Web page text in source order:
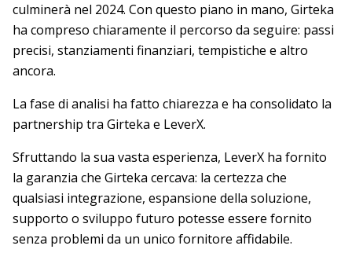
culminerà nel 2024. Con questo piano in mano, Girteka
ha compreso chiaramente il percorso da seguire: passi
precisi, stanziamenti finanziari, tempistiche e altro
ancora.
La fase di analisi ha fatto chiarezza e ha consolidato la
partnership tra Girteka e LeverX.
Sfruttando la sua vasta esperienza, LeverX ha fornito
la garanzia che Girteka cercava: la certezza che
qualsiasi integrazione, espansione della soluzione,
supporto o sviluppo futuro potesse essere fornito
senza problemi da un unico fornitore affidabile.